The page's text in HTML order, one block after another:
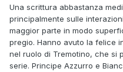
Una scrittura abbastanza
principalmente sulle
maggior parte in modo
pregio. Hanno avuto la felice
nel ruolo di Tremotino, che si
serie. Principe Azzurro e